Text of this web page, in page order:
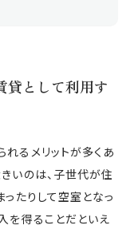
貸として利用す
るメリットが多くあ
いのは、子世代が住
ったりして空室となっ
を得ることだといえ